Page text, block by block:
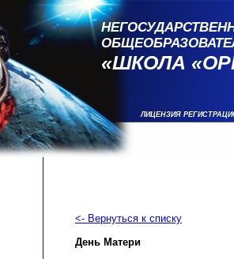
«ШКОЛА
ЛИЦЕНЗИЯ
<- Вернуться к списку
День Матери